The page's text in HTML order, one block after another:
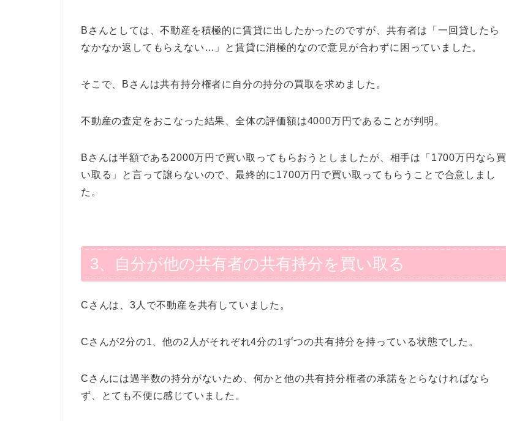
Bさんとしては、不動産を積極的に賃貸に出したかったのですが、共有者は「一回貸したら
なかなか返してもらえない…」と賃貸に消極的なので意見が合わずに困っていました。
そこで、Bさんは共有持分権者に自分の持分の買取を求めました。
不動産の査定をおこなった結果、全体の評価額は4000万円であることが判明。
Bさんは半額である2000万円で買い取ってもらおうとしましたが、相手は「1700万円なら買
い取る」と言って譲らないので、最終的に1700万円で買い取ってもらうことで合意しまし
た。
3、自分が他の共有者の共有持分を買い取る
Cさんは、3人で不動産を共有していました。
Cさんが2分の1、他の2人がそれぞれ4分の1ずつの共有持分を持っている状態でした。
Cさんには過半数の持分がないため、何かと他の共有持分権者の承諾をとらなければなら
ず、とても不便に感じていました。